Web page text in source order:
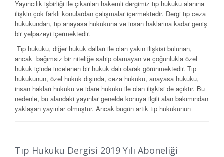
Yayıncılık işbirliği ile çıkarılan hakemli dergimiz tıp hukuku alanına
ilişkin çok farklı konulardan çalışmalar içermektedir. Dergi tıp ceza
hukukundan, tıp anayasa hukukuna ve insan haklarına kadar geniş
bir yelpazeyi içermektedir.
Tıp hukuku, diğer hukuk dalları ile olan yakın ilişkisi bulunan,
ancak bağımsız bir niteliğe sahip olamayan ve çoğunlukla özel
hukuk içinde incelenen bir hukuk dalı olarak görünmektedir. Tıp
hukukunun, özel hukuk dışında, ceza hukuku, anayasa hukuku,
insan hakları hukuku ve idare hukuku ile olan ilişkisi de açıktır. Bu
nedenle, bu alandaki yayınlar genelde konuya ilgili alan bakımından
yaklaşan yayınlar olmuştur. Ancak bugün artık tıp hukukunun
fakültelerde zorunlu ders olarak dahi müfredata konulmuş
Tıp Hukuku Dergisi 2019 Yılı Aboneliği